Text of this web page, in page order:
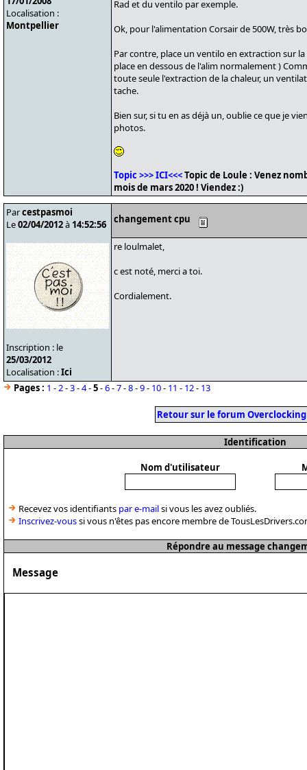
Localisation :
Montpellier
Rad et du ventilo par exemple.
Ok, pour l'alimentation Corsair de 500W, très
Par contre, place un ventilo en extraction sur
place en dessous de l'alim normalement )
toute seule l'extraction de la chaleur, un
tache.
Bien sur, si tu en as déjà un, oublie ce que je
photos.
Topic >>> ICI<<<Topic de Loule : Venez
mois de mars 2020 ! Viendez :)
Parcestpasmoi
Le02/04/2012à 14:52:56
Inscription : le
25/03/2012
Localisation :Ici
changement cpu
re loulmalet,
c est noté, merci a toi.
Cordialement.
Pages : 1 -2-3-4-5-6-7-8-9- 10- 11 - 12- 13
Retour sur le forum Overclocking
Identification
Nom d'utilisateur
Recevez vos identifiants par e-mailsi vous les avez oubliés.
Inscrivez-voussi vous n'êtes pas encore membre de
Répondre au message
Message